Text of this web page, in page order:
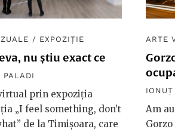
/ EXPOZIȚIE
nu știu exact ce
PALADI
prin expoziția
„I feel something, don’t
de la Timișoara, care
ARTE
IONUȚ
Am
Gorzo